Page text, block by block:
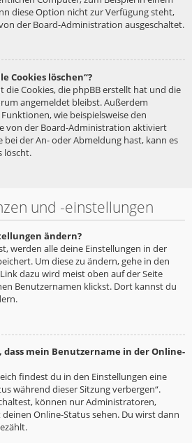
diese Option nicht zur Verfügung steht,
der Board-Administration ausgeschaltet.
Cookies löschen“?
die Cookies, die phpBB erstellt hat und die
angemeldet bleibst. Außerdem
wie beispielsweise den
von der Board-Administration aktiviert
der An- oder Abmeldung hast, kann es
löscht.
und -einstellungen
ändern?
werden alle deine Einstellungen in der
Um diese zu ändern, gehe in den
dazu wird meist oben auf der Seite
Benutzernamen klickst. Dort kannst du
mein Benutzername in der Online-
findest du in den Einstellungen eine
während dieser Sitzung verbergen“.
können nur Administratoren,
Online-Status sehen. Du wirst dann